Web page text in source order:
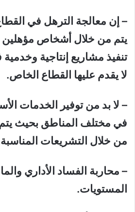
– إن معالجة الترهل في
يتم من خلال أشخاص مؤهلين
تنفيذ مشاريع إنتاجية
لا يقدم عليها القطاع الخاص.
– لا بد من توفير الخدمات
في مختلف المناطق بحيث يتم
من خلال التشريعات
– محاربة الفساد الأداري
المستويات.